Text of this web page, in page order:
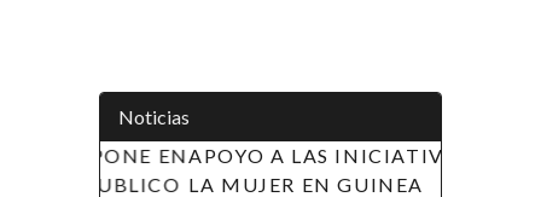
Noticias
APOYO A LAS INICIATIVAS DE
LA MUJER EN GUINEA